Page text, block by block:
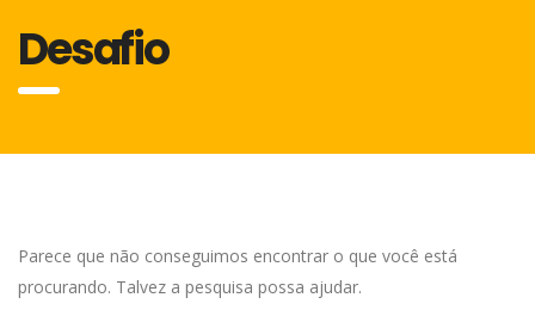
Desafio
Parece que não conseguimos encontrar o que você está
procurando. Talvez a pesquisa possa ajudar.